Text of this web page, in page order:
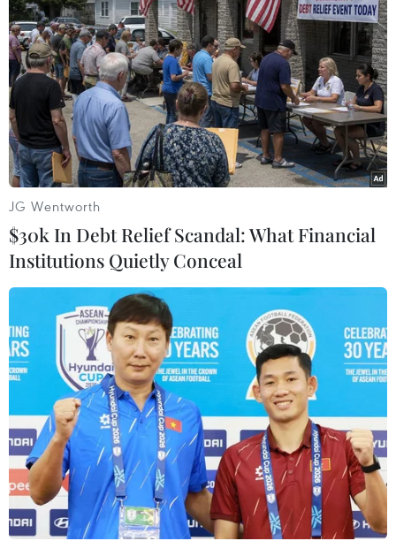
Qua kết quả khảo sát hiện trường tại khu vực Thủy điện Rào
Trăng 3, lực lượng cứu hộ xác định khối lượng đất đát sạt lở tại
đây ước tính trên 30.000 m3, với độ sâu từ 5-7m và có rất nhiều
tảng đá có khối lượng lớn. (Ảnh: TTXVN phát)
Tổng hợp từ các nguồn thông tin, bước đầu lực lượng cứu hộ
xác định có 2 điểm sạt lở làm sập nhà điều hành và khu lán trại
vùi lấp 17 công nhân. (Ảnh: TTXVN phát)
JG Wentworth
$30k In Debt Relief Scandal: What Financial
Institutions Quietly Conceal